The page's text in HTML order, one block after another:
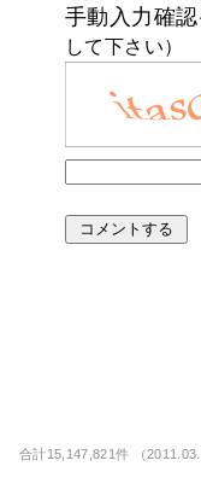
手動入力確
して下さい）
合計15,147,821件 （